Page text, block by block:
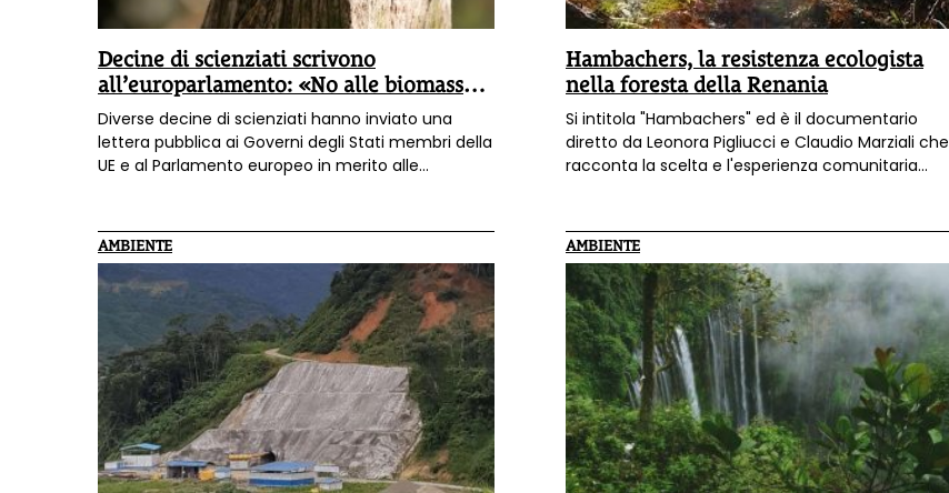
Decine di scienziati scrivono
all’europarlamento: «No alle biomasse
per uso energetico»
Diverse decine di scienziati hanno inviato una
lettera pubblica ai Governi degli Stati membri della
UE e al Parlamento europeo in merito alle
membri del Parlamento europeo a modificarle. In
Italia l’Osservatorio Interdisciplinare sulla
Bioeconomia
ha inviato la lettera ai parlamentari,
al premier e ai ministri chiedendo la loro
attivazione a sostegno della richiesta degli
scienziati.
Hambachers, la resistenza ecologista
nella foresta della Renania
Si intitola "Hambachers" ed è il documentario
diretto da Leonora Pigliucci e Claudio Marziali che
racconta la scelta e l'esperienza comunitaria
ecologista nella millenaria foresta dell'Hambach
nel cuore dell'Europa.
AMBIENTE AMBIENTE